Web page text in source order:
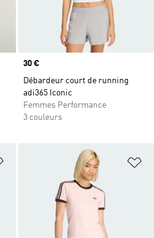
Prix
30 €
Débardeur court de running
adi365 Iconic
Femmes Performance
3 couleurs
Ajouter à la Liste de produits